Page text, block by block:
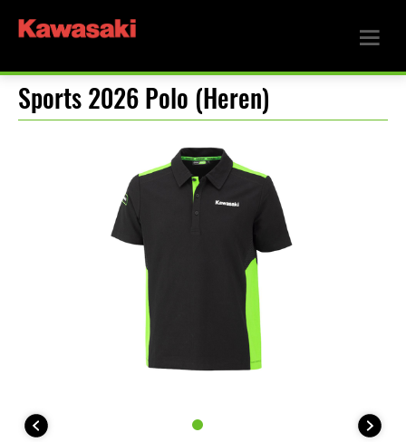
Sports 2026 Polo (Heren)